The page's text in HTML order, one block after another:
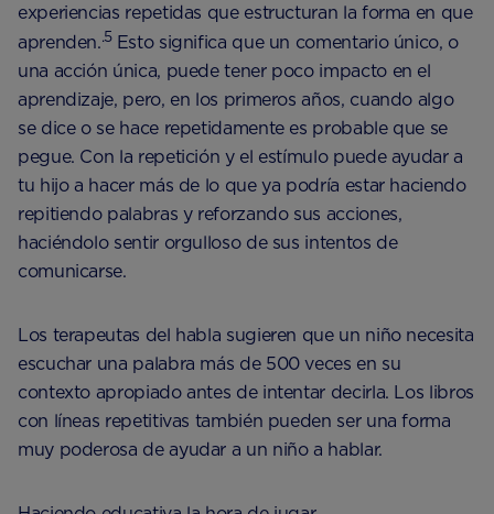
experiencias repetidas que estructuran la forma en que
aprenden..5 Esto significa que un comentario único, o
una acción única, puede tener poco impacto en el
aprendizaje, pero, en los primeros años, cuando algo
se dice o se hace repetidamente es probable que se
pegue. Con la repetición y el estímulo puede ayudar a
tu hijo a hacer más de lo que ya podría estar haciendo
repitiendo palabras y reforzando sus acciones,
haciéndolo sentir orgulloso de sus intentos de
comunicarse.
Los terapeutas del habla sugieren que un niño necesita
escuchar una palabra más de 500 veces en su
contexto apropiado antes de intentar decirla. Los libros
con líneas repetitivas también pueden ser una forma
muy poderosa de ayudar a un niño a hablar.